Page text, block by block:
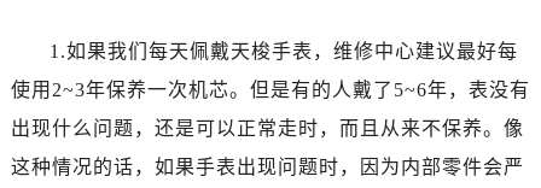
1.如果我们每天佩戴天梭手表，维修中心建议最好每
使用2~3年保养一次机芯。但是有的人戴了5~6年，表没有
出现什么问题，还是可以正常走时，而且从来不保养。像
这种情况的话，如果手表出现问题时，因为内部零件会严